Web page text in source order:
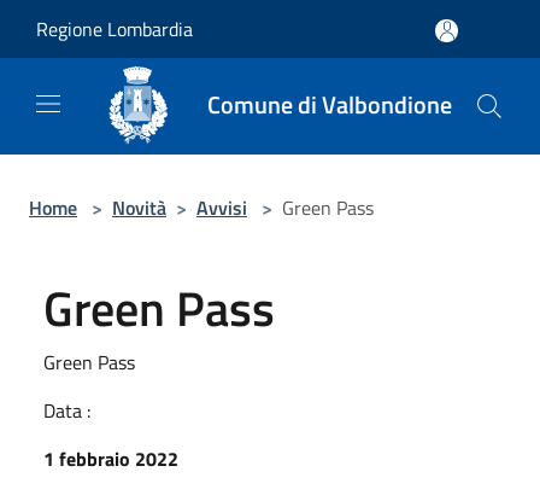
Regione Lombardia
Comune di Valbondione
Home > Novità > Avvisi > Green Pass
Green Pass
Green Pass
Data :
1 febbraio 2022